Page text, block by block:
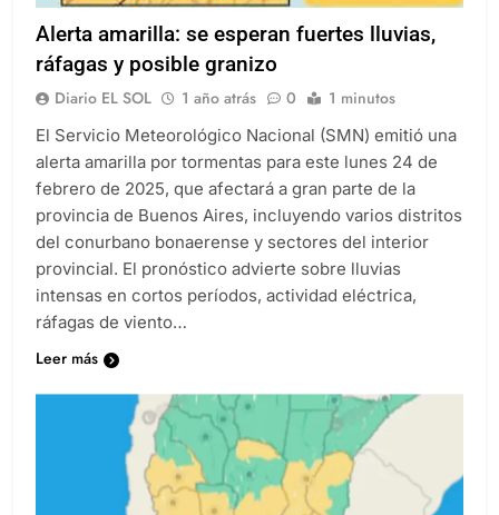
Alerta amarilla: se esperan fuertes lluvias,
ráfagas y posible granizo
Diario EL SOL 1 año atrás 0 1 minutos
El Servicio Meteorológico Nacional (SMN) emitió una
alerta amarilla por tormentas para este lunes 24 de
febrero de 2025, que afectará a gran parte de la
provincia de Buenos Aires, incluyendo varios distritos
del conurbano bonaerense y sectores del interior
provincial. El pronóstico advierte sobre lluvias
intensas en cortos períodos, actividad eléctrica,
ráfagas de viento…
Leer más